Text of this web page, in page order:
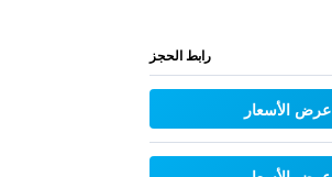
رابط الحجز
عرض الأسعار